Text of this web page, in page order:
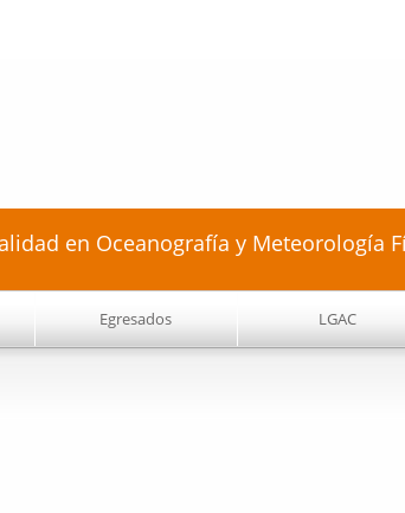
en Oceanografía y Meteorología
Egresados LGAC